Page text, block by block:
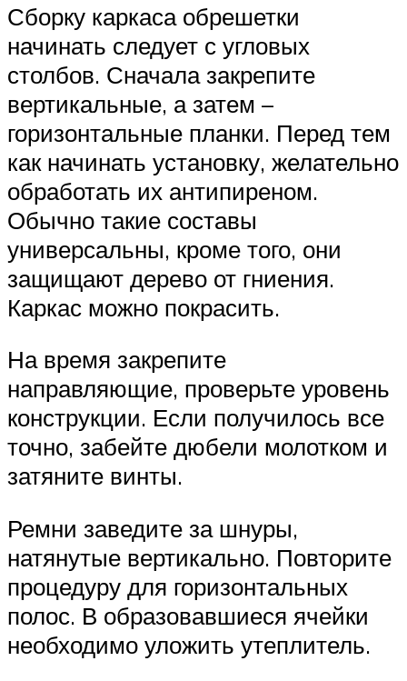
Сборку каркаса обрешетки
начинать следует с угловых
столбов. Сначала закрепите
вертикальные, а затем –
горизонтальные планки. Перед тем
как начинать установку, желательно
обработать их антипиреном.
Обычно такие составы
универсальны, кроме того, они
защищают дерево от гниения.
Каркас можно покрасить.
На время закрепите
направляющие, проверьте уровень
конструкции. Если получилось все
точно, забейте дюбели молотком и
затяните винты.
Ремни заведите за шнуры,
натянутые вертикально. Повторите
процедуру для горизонтальных
полос. В образовавшиеся ячейки
необходимо уложить утеплитель.